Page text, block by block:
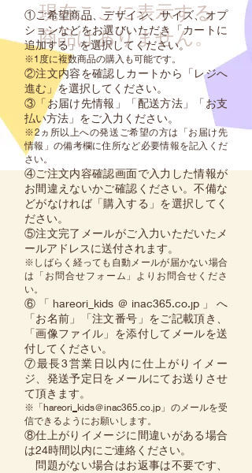
現在ここに表示する
商品はありません。
①ご希望商品、デザイン、サイズ、オプ
ションなどをお選びいただき「カートに
追加する」を選択してください。
※1度に複数商品の購入も可能です。
②注文内容を確認しカートから「レジへ
進む」を選択してください。
③「お届け先情報」「配送方法」「お支
払い方法」をご入力ください。
※2ヵ所以上への発送ご希望の方は「お届け先
情報」の備考欄に住所など必要情報を記入くだ
さい。
④ご注文内容確認画面で入力した情報が
お間違えないかご確認ください。不備な
どがなければ「購入する」を選択してく
ださい。
⑤注文完了メールがご入力いただいたメ
ールアドレスに送付されます。
※しばらく経っても自動メールが届かない場合
は「お問合せフォーム」よりお問合せくださ
い。
⑥「hareori_kids＠inac365.co.jp」へ
「お名前」「注文番号」をご記載頂き、
「画像ファイル」を添付してメールを送
付してください。
⑦最長3営業日以内に仕上がりイメー
ジ、発送予定日をメールにてお送りさせ
て頂きます。
※「hareori_kids＠inac365.co.jp」のメールを受
信できるようにお願いします。
⑧仕上がりイメージに間違いがある場合
は24時間以内にご連絡ください。
問題がない場合はお返事は不要です、